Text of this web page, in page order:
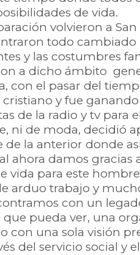
de vida.
volvieron a
todo cambiado
y las costumbres
a dicho ámbito
con el pasar del
y fue
de la radio y tv para
ni de moda, decidió
de la anterior donde
ahora damos gracias
vida para este
arduo trabajo y
con un
pueda ver, una
con una sola visión
del servicio social y